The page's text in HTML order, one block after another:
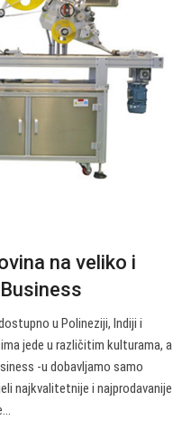
na veliko i
u Polineziji, Indiji i
jede u različitim kulturama, a
-u dobavljamo samo
najkvalitetnije i najprodavanije